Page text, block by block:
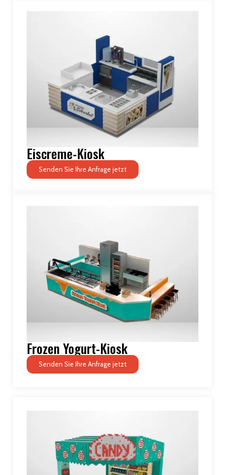
Eiscreme-Kiosk
Senden Sie Ihre Anfrage jetzt
Frozen Yogurt-Kiosk
Senden Sie Ihre Anfrage jetzt